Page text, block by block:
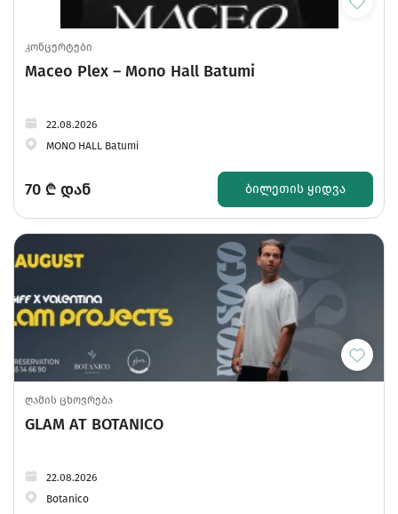
კონცერტები
Maceo Plex – Mono Hall Batumi
22.08.2026
MONO HALL Batumi
70 ₾ დან ᲑᲘᲚᲔᲗᲘᲡ ᲧᲘᲓᲕᲐ
ღამის ცხოვრება
GLAM AT BOTANICO
22.08.2026
Botanico